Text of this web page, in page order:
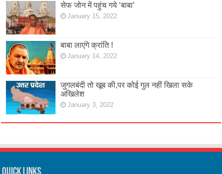
सेफ जोन में पहुंच गये ‘बाबा’
January 15, 2022
बाबा लाएंगे क्रांति !
January 14, 2022
जुगलबंदी तो खूब की,पर कोई गुल नहीं खिला सके
अखिलेश
January 3, 2022